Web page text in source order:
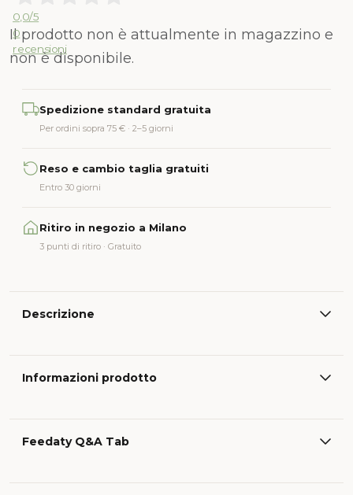
0,0/5
0
recensioni
Il prodotto non è attualmente in magazzino e
non è disponibile.
Spedizione standard gratuita
Per ordini sopra 75 € · 2–5 giorni
Reso e cambio taglia gratuiti
Entro 30 giorni
Ritiro in negozio a Milano
3 punti di ritiro · Gratuito
Descrizione
Informazioni prodotto
Feedaty Q&A Tab